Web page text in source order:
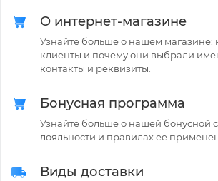
О интернет-магазине
Узнайте больше о нашем магазине:
клиенты и почему они выбрали
контакты и реквизиты.
Бонусная программа
Узнайте больше о нашей бонусной
лояльности и правилах ее
Виды доставки